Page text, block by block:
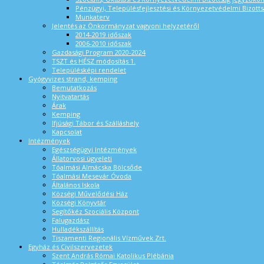
Pénzügyi, Településfejlesztési és Környezetvédelmi
Munkaterv
Jelentés az Önkormányzat vagyoni helyzetéről
2014-2019 időszak
2006-2010 időszak
Gazdasági Program 2020-2024
TSZT és HÉSZ módosítás 1.
Településképi rendelet
Gyógyvizes strand, kemping
Bemutatkozás
Nyitvatartás
Árak
Kemping
Ifjúsági Tábor és Szálláshely
Kapcsolat
Intézmények
Egészségügyi Intézmények
Állatorvosi ügyeleti
Tóalmási Almácska Bölcsőde
Tóalmási Mesevár Óvoda
Általános Iskola
Községi Művelődési Ház
Községi Könyvtár
Segítőkéz Szociális Központ
Falugazdász
Hulladékszállítás
Tiszamenti Regionális Vízművek Zrt.
Egyház és Civilszervezetek
Szent András Római Katolikus Plébánia